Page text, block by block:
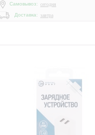
Самовывоз: сегодня
Доставка:
завтра